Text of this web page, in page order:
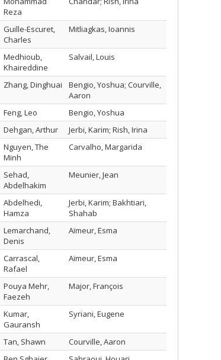
Reza
Guille-Escuret,
Charles
Mitliagkas, Ioannis
Medhioub,
Khaireddine
Salvail, Louis
Zhang, Dinghuai
Bengio, Yoshua; Courville,
Aaron
Feng, Leo
Bengio, Yoshua
Dehgan, Arthur
Jerbi, Karim; Rish, Irina
Nguyen, The
Minh
Carvalho, Margarida
Sehad,
Abdelhakim
Meunier, Jean
Abdelhedi,
Hamza
Jerbi, Karim; Bakhtiari,
Shahab
Lemarchand,
Denis
Aïmeur, Esma
Carrascal,
Rafael
Aïmeur, Esma
Pouya Mehr,
Faezeh
Major, François
Kumar,
Gauransh
Syriani, Eugene
Tan, Shawn
Courville, Aaron